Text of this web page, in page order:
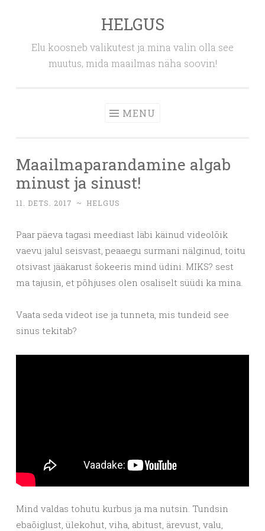
HELGUS
Elu koosneb valikutest ja mina valin olla see
muutus, mida maailmas näha soovin!
MENU
Maailmaparandamine algab
minust ja sinust!
11. DETS. 2017 ~ HELGUS
Paar päeva tagasi meediast läbi käinud videolõik
vaevu jalul seisvast, peaaegu surmani nälginud, toitu
otsivast jääkarust šokeeris mind üdini. MIKS? sest
ma tajusin, et põhjuses olen osaliselt süüdi ka mina.
Vaata seda videot ise ja tunneta, mis tundeid see
sinus tekitab?
Mind valdas tohutu kurbus ja ma nutsin. Tundsin
ebaõiglust, ülekohut, viha, abitust, ärevust, valu,